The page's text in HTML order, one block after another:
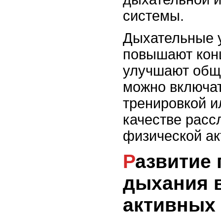
системы.
Дыхательные
повышают
улучшают
можно
тренировкой
качестве
физической
Развитие правильного
дыхания